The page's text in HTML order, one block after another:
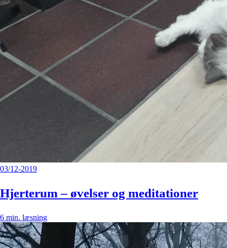
03/12-2019
Hjerterum – øvelser og meditationer
6 min. læsning